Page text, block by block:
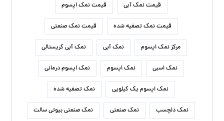
قیمت نمک آبی قیمت نمک اپسوم
قیمت نمک تصفیه شده قیمت نمک صنعتی
مرکز نمک اپسوم نمک آبی نمک آبی کریستالی
نمک اسبی نمک اپسوم نمک اپسوم درمانی
نمک اپسوم یک کیلویی نمک تصفیه شده
نمک دلچسب نمک صنعتی نمک صنعتی بیوتی سالت